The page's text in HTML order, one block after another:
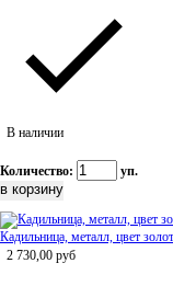
В наличии
Количество: уп.
Кадильница, металл, цвет
2 730,00 руб